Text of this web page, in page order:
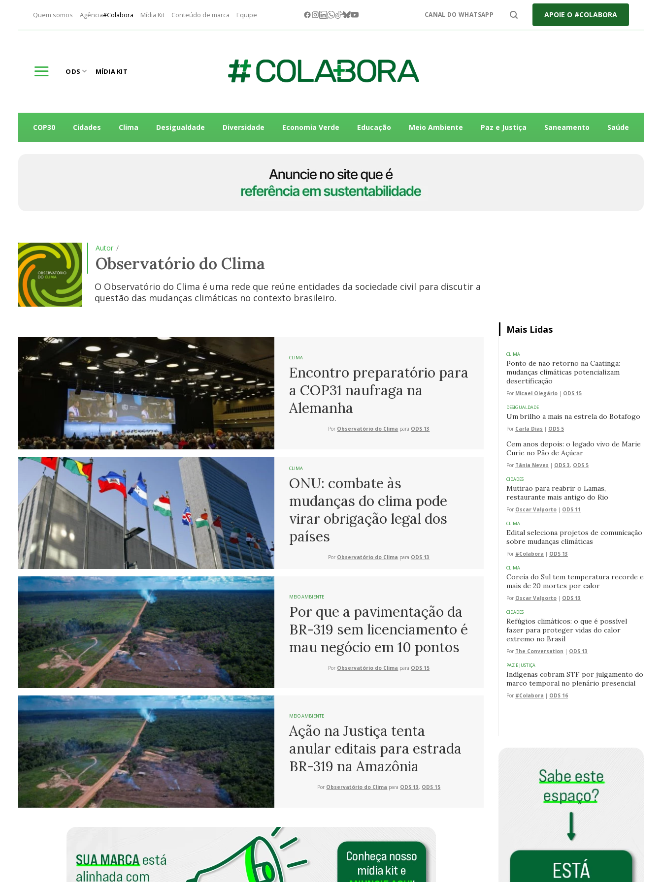
Quem somos Agência#Colabora Mídia Kit Conteúdo de marca Equipe CANAL DO WHATSAPP APOIE O #COLABORA
ODS MÍDIA KIT
COP30 Cidades Clima Desigualdade Diversidade Economia Verde Educação Meio Ambiente Paz e Justiça Saneamento Saúde
Autor /
Observatório do Clima
O Observatório do Clima é uma rede que reúne entidades da sociedade civil para discutir a
questão das mudanças climáticas no contexto brasileiro.
CLIMA
Encontro preparatório para
a COP31 naufraga na
Alemanha
Por Observatório do Clima para ODS 13
CLIMA
ONU: combate às
mudanças do clima pode
virar obrigação legal dos
países
Por Observatório do Clima para ODS 13
MEIO AMBIENTE
Por que a pavimentação da
BR-319 sem licenciamento é
mau negócio em 10 pontos
Por Observatório do Clima para ODS 15
MEIO AMBIENTE
Ação na Justiça tenta
anular editais para estrada
BR-319 na Amazônia
Por Observatório do Clima para ODS 13, ODS 15
Mais Lidas
CLIMA
Ponto de não retorno na Caatinga:
mudanças climáticas potencializam
desertificação
Por Micael Olegário | ODS 15
DESIGUALDADE
Um brilho a mais na estrela do Botafogo
Por Carla Dias | ODS 5
Cem anos depois: o legado vivo de Marie
Curie no Pão de Açúcar
Por Tânia Neves | ODS 3, ODS 5
CIDADES
Mutirão para reabrir o Lamas,
restaurante mais antigo do Rio
Por Oscar Valporto | ODS 11
CLIMA
Edital seleciona projetos de comunicação
sobre mudanças climáticas
Por #Colabora | ODS 13
CLIMA
Coreia do Sul tem temperatura recorde e
mais de 20 mortes por calor
Por Oscar Valporto | ODS 13
CIDADES
Refúgios climáticos: o que é possível
fazer para proteger vidas do calor
extremo no Brasil
Por The Conversation | ODS 13
PAZ E JUSTIÇA
Indígenas cobram STF por julgamento do
marco temporal no plenário presencial
Por #Colabora | ODS 16